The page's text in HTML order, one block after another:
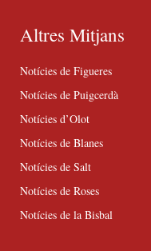
Altres Mitjans
Notícies de Figueres
Notícies de Puigcerdà
Notícies d’Olot
Notícies de Blanes
Notícies de Salt
Notícies de Roses
Notícies de la Bisbal